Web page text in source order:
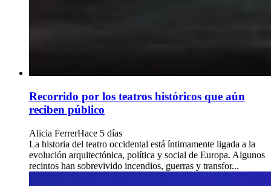
Recorrido por los teatros históricos que aún
reciben público
Alicia FerrerHace 5 días
La historia del teatro occidental está íntimamente ligada a la
evolución arquitectónica, política y social de Europa. Algunos
recintos han sobrevivido incendios, guerras y transfor...